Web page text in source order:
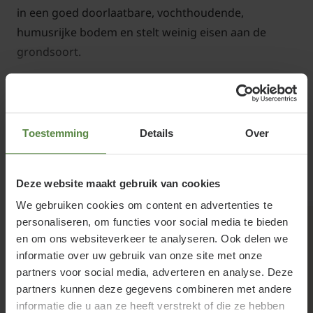
Toestemming Details Over
Deze website maakt gebruik van cookies
We gebruiken cookies om content en advertenties te
personaliseren, om functies voor social media te bieden
en om ons websiteverkeer te analyseren. Ook delen we
informatie over uw gebruik van onze site met onze
partners voor social media, adverteren en analyse. Deze
partners kunnen deze gegevens combineren met andere
informatie die u aan ze heeft verstrekt of die ze hebben
in een goed doorlaatbare, vochthoudende,
humusrijke bodem en stelt weinig eisen aan de
grondsoort.
Miscanthus sinensis 'Zebrinus'
Knip Miscanthus sinensis 'Zebrinus' na de winter
terug tot op 15 cm boven de grond en verwijder de
oude bloempluimen. Een uit de kluiten gewassen
struik kunt u delen, door met een scherpe spa de
tuinplant doormidden te steken en beide delen
opnieuw te planten.
Lees meer
Gerelateerde producten